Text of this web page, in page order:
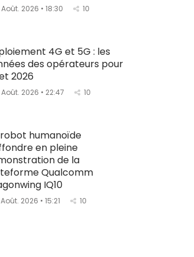
2026 • 18:30 10
4G et 5G : les
des opérateurs pour
2026
2026 • 22:47 10
humanoïde
en pleine
de la
Qualcomm
IQ10
2026 • 15:21 10